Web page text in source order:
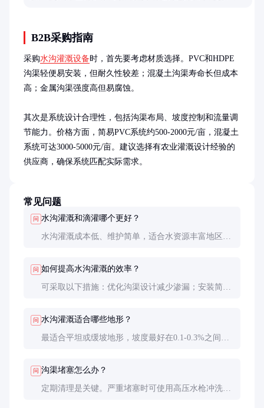
B2B采购指南
采购水沟灌溉设备时，首先要考虑材质选择。PVC和HDPE
沟渠轻便易安装，但耐久性较差；混凝土沟渠寿命长但成本
高；金属沟渠强度高但易腐蚀。
其次是系统设计合理性，包括沟渠布局、坡度控制和流量调
节能力。价格方面，简易PVC系统约500-2000元/亩，混凝土
系统可达3000-5000元/亩。建议选择有农业灌溉设计经验的
供应商，确保系统匹配实际需求。
常见问题
问 水沟灌溉和滴灌哪个更好？
水沟灌溉成本低、维护简单，适合水资源丰富地区和
问 如何提高水沟灌溉的效率？
可采取以下措施：优化沟渠设计减少渗漏；安装简易
问 水沟灌溉适合哪些地形？
最适合平坦或缓坡地形，坡度最好在0.1-0.3%之间。
问 沟渠堵塞怎么办？
定期清理是关键。严重堵塞时可使用高压水枪冲洗，